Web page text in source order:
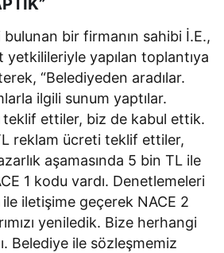
bir firmanın sahibi İ.E.,
yapılan toplantıya
“Belediyeden aradılar.
ilgili sunum yaptılar.
teklif ettiler, biz de kabul ettik.
reklam ücreti teklif ettiler,
aşamasında 5 bin TL ile
1 kodu vardı. Denetlemeleri
iletişime geçerek NACE 2
yeniledik. Bize herhangi
Belediye ile sözleşmemiz